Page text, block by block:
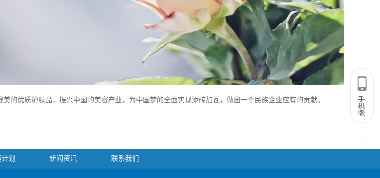
的优质护肤品，振兴中国的美容产业，为中国梦的全面实现添砖加瓦，做出一个民族企业应有的贡献。
划 新闻资讯 联系我们